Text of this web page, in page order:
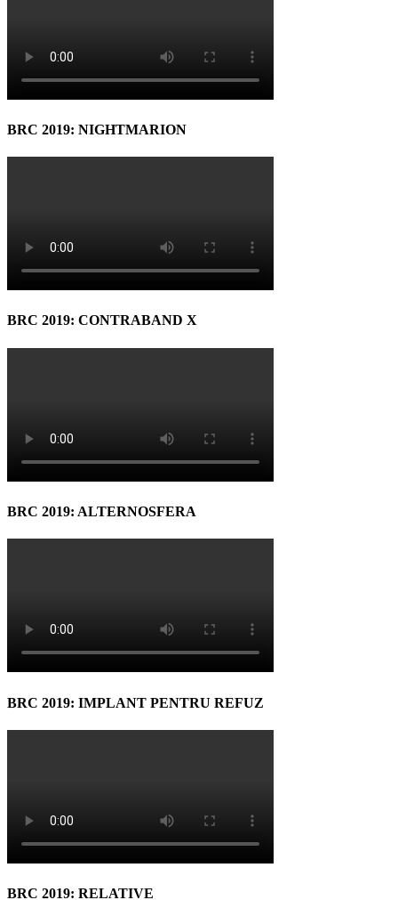
BRC 2019: NIGHTMARION
BRC 2019: CONTRABAND X
BRC 2019: ALTERNOSFERA
BRC 2019: IMPLANT PENTRU REFUZ
BRC 2019: RELATIVE